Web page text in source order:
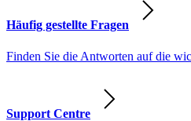
Häufig gestellte Fragen
Finden Sie die Antworten auf die
Support Centre